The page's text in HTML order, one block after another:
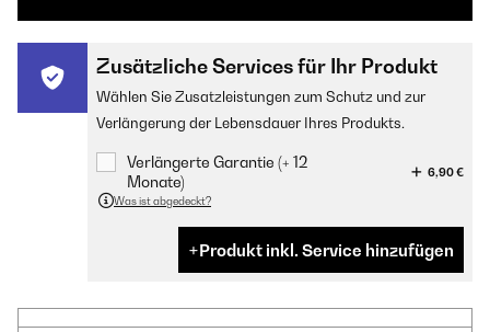
Zusätzliche Services für Ihr Produkt
Wählen Sie Zusatzleistungen zum Schutz und zur
Verlängerung der Lebensdauer Ihres Produkts.
Verlängerte Garantie (+ 12
Monate)
6,90 €
Was ist abgedeckt?
Produkt inkl. Service hinzufügen